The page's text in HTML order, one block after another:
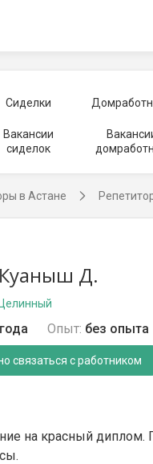
Сиделки
Вакансии
сиделок
в Астане
Куаныш Д.
Опыт: без опыта
связаться с работником
на красный диплом.